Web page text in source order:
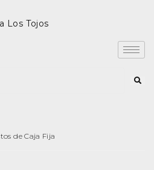
de Caja Fija